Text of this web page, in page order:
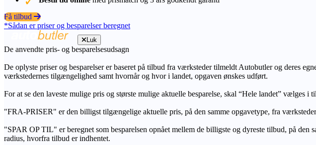
Få tilbud
*Sådan er priser og besparelser beregnet
Luk
De anvendte pris- og besparelsesudsagn
De oplyste priser og besparelser er baseret på tilbud fra værksteder tilmeldt Autobutler og deres
værkstedernes tilgængelighed samt hvornår og hvor i landet, opgaven ønskes udført.
For at se den laveste mulige pris og største mulige aktuelle besparelse, skal “Hele landet” vælges i
"FRA-PRISER" er den billigst tilgængelige aktuelle pris, på den samme opgavetype, fra
"SPAR OP TIL" er beregnet som besparelsen opnået mellem de billigste og dyreste tilbud, på
radius, hvorfra tilbud er indhentet.